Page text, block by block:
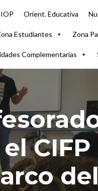
Orient. Educativa
Estudiantes Zona
Complementarias
del